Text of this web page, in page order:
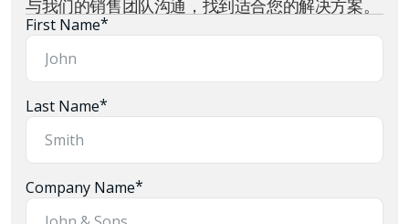
与我们的销售团队沟通，找到适合您的解决方案。
First Name*
Last Name*
Company Name*